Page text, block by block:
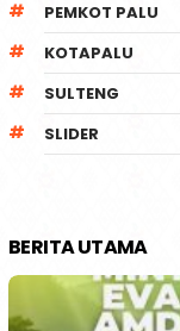
PEMKOT PALU
KOTAPALU
SULTENG
SLIDER
BERITA UTAMA